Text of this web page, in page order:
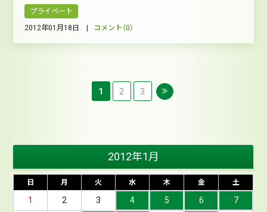
プライベート
2012年01月18日 | コメント（0）
1 2 3 ≫
2012年1月
日 月 火 水 木 金 土
1 2 3 4 5 6 7